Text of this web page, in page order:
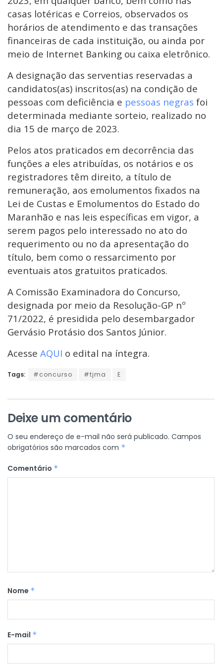
casas lotéricas e Correios, observados os
horários de atendimento e das transações
financeiras de cada instituição, ou ainda por
meio de Internet Banking ou caixa eletrônico.
A designação das serventias reservadas a
candidatos(as) inscritos(as) na condição de
pessoas com deficiência e pessoas negras foi
determinada mediante sorteio, realizado no
dia 15 de março de 2023.
Pelos atos praticados em decorrência das
funções a eles atribuídas, os notários e os
registradores têm direito, a título de
remuneração, aos emolumentos fixados na
Lei de Custas e Emolumentos do Estado do
Maranhão e nas leis específicas em vigor, a
serem pagos pelo interessado no ato do
requerimento ou no da apresentação do
título, bem como o ressarcimento por
eventuais atos gratuitos praticados.
A Comissão Examinadora do Concurso,
designada por meio da Resolução-GP nº
71/2022, é presidida pelo desembargador
Gervásio Protásio dos Santos Júnior.
Acesse AQUI o edital na íntegra.
Tags: #concurso #tjma E
Deixe um comentário
O seu endereço de e-mail não será publicado. Campos
obrigatórios são marcados com *
Comentário *
Nome *
E-mail *